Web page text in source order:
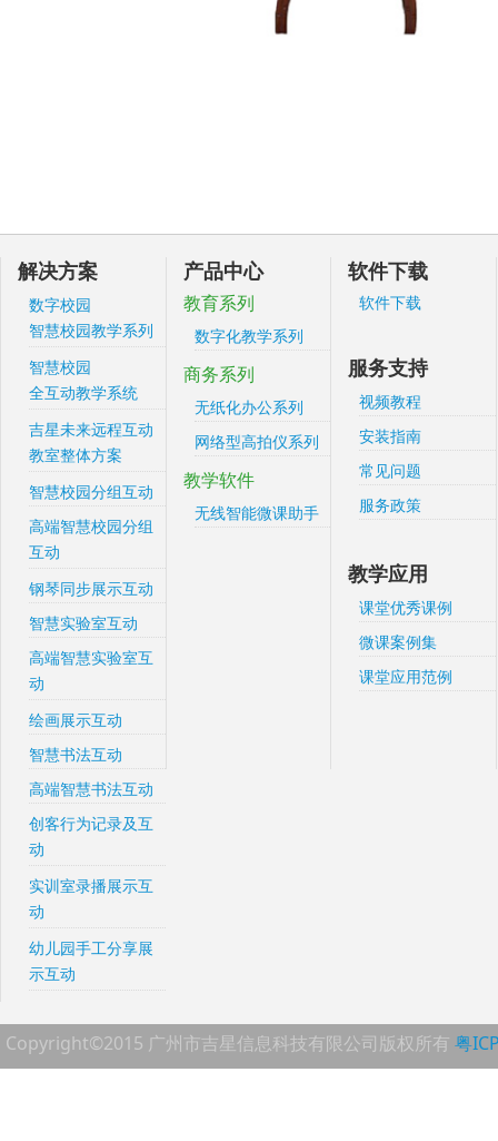
解决方案
数字校园
智慧校园教学系列
智慧校园
全互动教学系统
吉星未来远程互动
教室整体方案
智慧校园分组互动
高端智慧校园分组
互动
钢琴同步展示互动
智慧实验室互动
高端智慧实验室互
动
绘画展示互动
智慧书法互动
高端智慧书法互动
创客行为记录及互
动
实训室录播展示互
动
幼儿园手工分享展
示互动
产品中心
教育系列
数字化教学系列
商务系列
无纸化办公系列
网络型高拍仪系列
教学软件
无线智能微课助手
软件下载
软件下载
服务支持
视频教程
安装指南
常见问题
服务政策
教学应用
课堂优秀课例
微课案例集
课堂应用范例
Copyright©2015 广州市吉星信息科技有限公司版权所有 粤